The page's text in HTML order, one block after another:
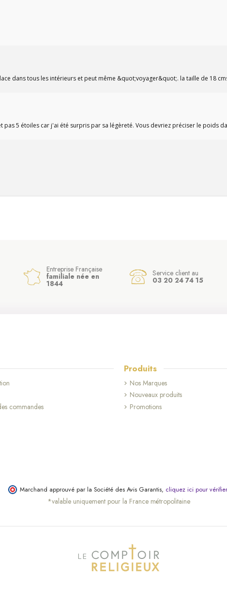
(4 avis)
dans tous les intérieurs et peut même &quot;voyager&quot;. la taille de 18
5 étoiles car j'ai été surpris par sa légèreté. Vous devriez préciser le poids
Entreprise Française
familiale née en
1844
Service client au
03 20 24 74 15
commandes
Produits
Nos Marques
Nouveaux produits
Promotions
Marchand approuvé par la Société des Avis Garantis, cliquez ici pour vérifier
*valable uniquement pour la France métropolitaine